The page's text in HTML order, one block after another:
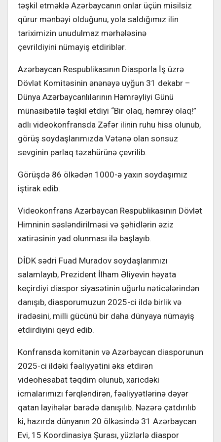
təşkil etməklə Azərbaycanın onlar üçün misilsiz
qürur mənbəyi olduğunu, yola saldığımız ilin
tariximizin unudulmaz mərhələsinə
çevrildiyini nümayiş etdiriblər.
Azərbaycan Respublikasının Diasporla İş üzrə
Dövlət Komitəsinin ənənəyə uyğun 31 dekabr –
Dünya Azərbaycanlılarının Həmrəyliyi Günü
münasibətilə təşkil etdiyi “Bir olaq, həmrəy olaq!”
adlı videokonfransda Zəfər ilinin ruhu hiss olunub,
görüş soydaşlarımızda Vətənə olan sonsuz
sevginin parlaq təzahürünə çevrilib.
Görüşdə 86 ölkədən 1000-ə yaxın soydaşımız
iştirak edib.
Videokonfrans Azərbaycan Respublikasının Dövlət
Himninin səsləndirilməsi və şəhidlərin əziz
xatirəsinin yad olunması ilə başlayıb.
DİDK sədri Fuad Muradov soydaşlarımızı
salamlayıb, Prezident İlham Əliyevin həyata
keçirdiyi diaspor siyasətinin uğurlu nəticələrindən
danışıb, diasporumuzun 2025-ci ildə birlik və
iradəsini, milli gücünü bir daha dünyaya nümayiş
etdirdiyini qeyd edib.
Konfransda komitənin və Azərbaycan diasporunun
2025-ci ildəki fəaliyyətini əks etdirən
videohesabat təqdim olunub, xaricdəki
icmalarımızı fərqləndirən, fəaliyyətlərinə dəyər
qatan layihələr barədə danışılıb. Nəzərə çatdırılıb
ki, hazırda dünyanın 20 ölkəsində 31 Azərbaycan
Evi, 15 Koordinasiya Şurası, yüzlərlə diaspor